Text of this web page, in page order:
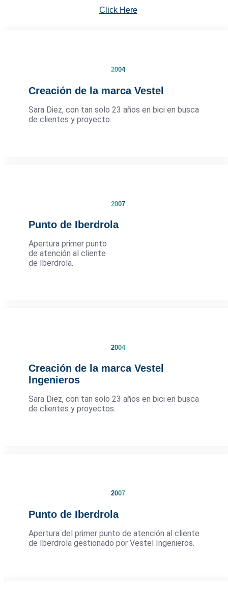
Click Here
2004
Creación de la marca Vestel
Sara Diez, con tan solo 23 años en bici en busca
de clientes y proyecto.
2007
Punto de Iberdrola
Apertura primer punto
de atención al cliente
de Iberdrola.
2004
Creación de la marca Vestel
Ingenieros
Sara Diez, con tan solo 23 años en bici en busca
de clientes y proyectos.
2007
Punto de Iberdrola
Apertura del primer punto de atención al cliente
de Iberdrola gestionado por Vestel Ingenieros.